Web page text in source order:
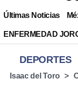
Últimas Noticias
ENFERMEDAD
DEPORTES
Isaac del Toro